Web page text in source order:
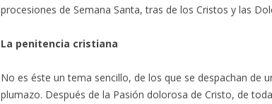
procesiones de Semana Santa, tras de los Cristos y las
La penitencia cristiana
No es éste un tema sencillo, de los que se despachan de
plumazo. Después de la Pasión dolorosa de Cristo, de